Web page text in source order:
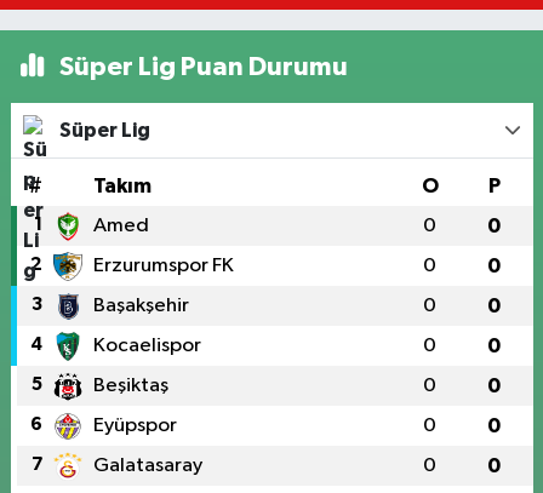
Süper Lig Puan Durumu
Süper Lig
# Takım O P
1 Amed 0 0
2 Erzurumspor FK 0 0
3 Başakşehir 0 0
4 Kocaelispor 0 0
5 Beşiktaş 0 0
6 Eyüpspor 0 0
7 Galatasaray 0 0